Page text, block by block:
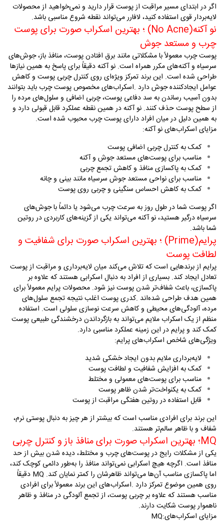
اگر در ابتدای مسیر مراقبت از پوست قرار دارید و نمی‌خواهید از محصولات
لایه‌بردار قوی استفاده کنید، لافارر می‌تواند نقطه شروع مناسبی باشد.
نو آکنه(No Acne) ؛ بهترین اسکراب صورت برای پوست
چرب و مستعد جوش
پوست چرب معمولاً با مشکلاتی مانند برق افتادن پوست، منافذ باز، جوش‌های
سرسیاه و آکنه‌های مکرر همراه است. نو آکنه دقیقاً برای پاسخ به همین نیازها
طراحی شده است. این برند تمرکز ویژه‌ای روی کنترل چربی پوست و کاهش
عوامل ایجادکننده جوش دارد .اسکراب‌های مخصوص پوست چرب باید بتوانند
بدون آسیب رساندن به سد دفاعی پوست، چربی اضافی و سلول‌های مرده را
از سطح پوست حذف کنند. نو آکنه در همین نقطه عملکرد قابل قبولی دارد و
به همین دلیل در میان افراد دارای پوست چرب محبوب شده است.
مزایای اسکراب‌های نو آکنه:
کمک به کنترل چربی اضافی پوست
مناسب برای پوست‌های مستعد جوش و آکنه
کمک به پاکسازی منافذ و کاهش تجمع چربی
مناسب برای نواحی مستعد جوش سرسیاه مانند بینی و چانه
کمک به کاهش احساس سنگینی و چربی روی پوست
اگر پوست شما در طول روز به سرعت چرب می‌شود یا دائماً با جوش‌های
سرسیاه درگیر هستید، نو آکنه می‌تواند یکی از گزینه‌های کاربردی در روتین
شما باشد.
پرایم(Prime) ؛ بهترین اسکراب صورت برای شفافیت و
لطافت پوست
پرایم از برندهایی است که تلاش می‌کند میان لایه‌برداری و مراقبت از پوست
تعادل ایجاد کند. بسیاری از افراد به دنبال اسکرابی هستند که علاوه بر
پاکسازی، باعث شفاف‌تر شدن پوست نیز شود. محصولات پرایم معمولاً برای
همین هدف طراحی شده‌اند .کدری پوست اغلب نتیجه تجمع سلول‌های
مرده، آلودگی‌های محیطی و کاهش سرعت نوسازی سلولی است. استفاده
منظم از یک اسکراب ملایم می‌تواند به بازگرداندن درخشندگی طبیعی پوست
کمک کند و پرایم در این زمینه عملکرد مناسبی دارد.
ویژگی‌های شاخص اسکراب‌های پرایم:
لایه‌برداری ملایم بدون ایجاد خشکی شدید
کمک به افزایش شفافیت و لطافت پوست
مناسب برای پوست‌های معمولی و مختلط
کمک به یکنواخت‌تر شدن ظاهر پوست
قابل استفاده در روتین هفتگی مراقبت از پوست
این برند برای افرادی مناسب است که بیشتر از هر چیز به دنبال پوستی نرم،
شفاف و با ظاهر سالم‌تر هستند.
MQ؛ بهترین اسکراب صورت برای منافذ باز و کنترل چربی
یکی از مشکلات رایج در پوست‌های چرب و مختلط، دیده شدن بیش از حد
منافذ است. اگرچه هیچ اسکرابی نمی‌تواند منافذ را به‌طور دائمی کوچک کند،
اما پاکسازی مناسب آن‌ها می‌تواند ظاهرشان را کمتر نمایان کند. MQ دقیقاً
روی همین موضوع تمرکز دارد .اسکراب‌های این برند معمولاً برای افرادی
مناسب هستند که علاوه بر چربی پوست، از تجمع آلودگی در منافذ و ظاهر
ناهموار پوست شکایت دارند.
مزایای اسکراب‌هایMQ: